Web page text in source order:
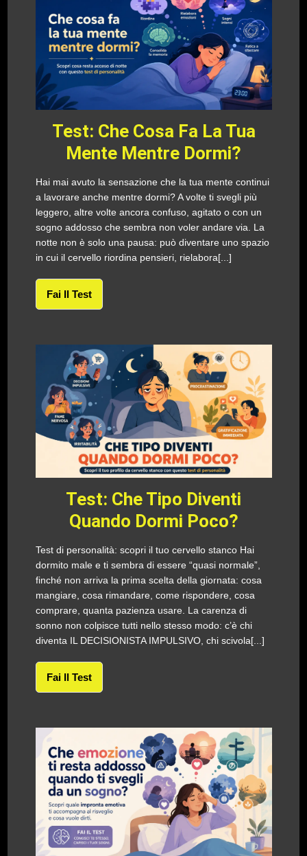
Test: Che Cosa Fa La Tua
Mente Mentre Dormi?
Hai mai avuto la sensazione che la tua mente continui
a lavorare anche mentre dormi? A volte ti svegli più
leggero, altre volte ancora confuso, agitato o con un
sogno addosso che sembra non voler andare via. La
notte non è solo una pausa: può diventare uno spazio
in cui il cervello riordina pensieri, rielabora[...]
Fai Il Test
Test: Che Tipo Diventi
Quando Dormi Poco?
Test di personalità: scopri il tuo cervello stanco Hai
dormito male e ti sembra di essere “quasi normale”,
finché non arriva la prima scelta della giornata: cosa
mangiare, cosa rimandare, come rispondere, cosa
comprare, quanta pazienza usare. La carenza di
sonno non colpisce tutti nello stesso modo: c’è chi
diventa IL DECISIONISTA IMPULSIVO, chi scivola[...]
Fai Il Test